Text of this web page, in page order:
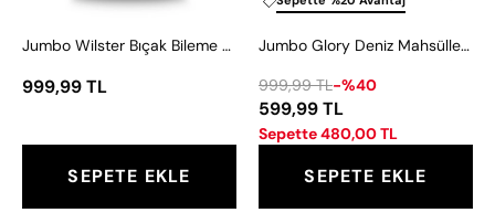
Jumbo Wilster Bıçak Bileme Aparatı
999,99 TL
SEPETE EKLE
Jumbo Glory Deniz Mahsülleri Seti
999,99 TL-%40
599,99 TL
Sepette 480,00 TL
SEPETE EKLE